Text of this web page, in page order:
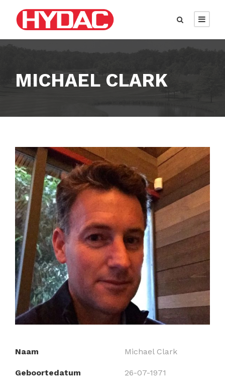
MICHAEL CLARK
Naam Michael Clark
Geboortedatum 26-07-1971